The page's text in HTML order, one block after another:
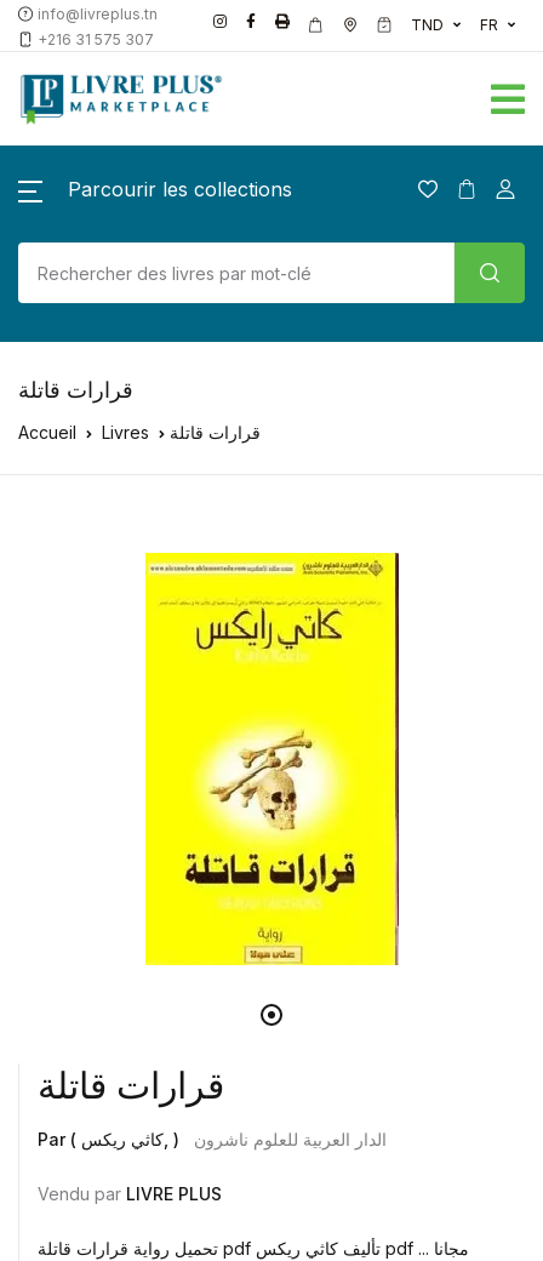
info@livreplus.tn
+216 31 575 307
TND FR
Parcourir les collections
قرارات قاتلة
Accueil Livres قرارات قاتلة
قرارات قاتلة
Par ( كاثي ريكس, ) الدار العربية للعلوم ناشرون
Vendu par LIVRE PLUS
تحميل رواية قرارات قاتلة pdf تأليف كاثي ريكس pdf مجانا ...